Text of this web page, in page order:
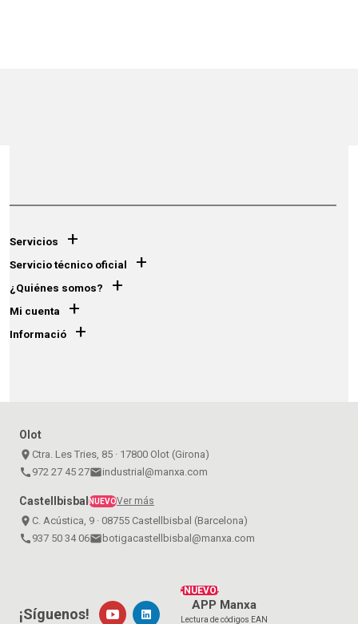
Servicios +
Servicio técnico oficial +
¿Quiénes somos? +
Mi cuenta +
Informació +
Olot
place Ctra. Les Tries, 85 · 17800 Olot (Girona)
call 972 27 45 27emailindustrial@manxa.com
CastellbisbalNUEVOVer más
place C. Acústica, 9 · 08755 Castellbisbal (Barcelona)
call 937 50 34 06emailbotigacastellbisbal@manxa.com
¡NUEVO!
APP Manxa
Lectura de códigos EAN
¡Síguenos!